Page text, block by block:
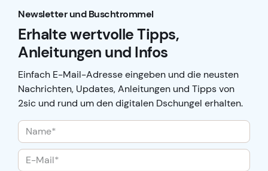
Newsletter und Buschtrommel
Erhalte wertvolle Tipps,
Anleitungen und Infos
Einfach E-Mail-Adresse eingeben und die neusten
Nachrichten, Updates, Anleitungen und Tipps von
2sic und rund um den digitalen Dschungel erhalten.